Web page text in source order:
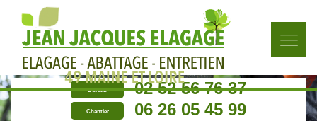
Bureau 02 52 56 76 37
Chantier 06 26 05 45 99